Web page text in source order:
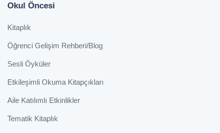
Okul Öncesi
Kitaplık
Öğrenci Gelişim Rehberi/Blog
Sesli Öyküler
Etkileşimli Okuma Kitapçıkları
Aile Katılımlı Etkinlikler
Tematik Kitaplık